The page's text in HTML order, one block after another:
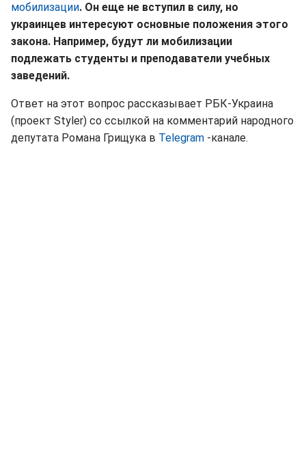
мобилизации. Он еще не вступил в силу, но
украинцев интересуют основные положения этого
закона. Например, будут ли мобилизации
подлежать студенты и преподаватели учебных
заведений.
Ответ на этот вопрос рассказывает РБК-Украина
(проект Styler) со ссылкой на комментарий народного
депутата Романа Грищука в Telegram -канале.